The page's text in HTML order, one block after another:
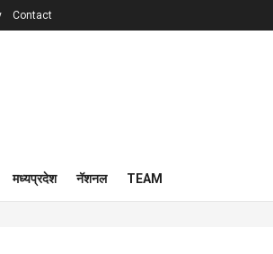
Contact
मध्यप्रदेश नॅशनल TEAM